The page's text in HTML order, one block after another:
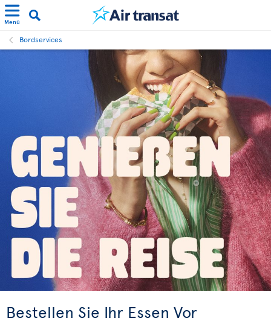
Menü
Bordservices
Bestellen Sie Ihr Essen Vor